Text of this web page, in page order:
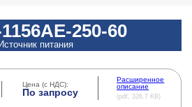
250-60
Источник питания
Цена (с НДС):
По запросу
Расширенное
описание
(pdf, 326.7 KB)